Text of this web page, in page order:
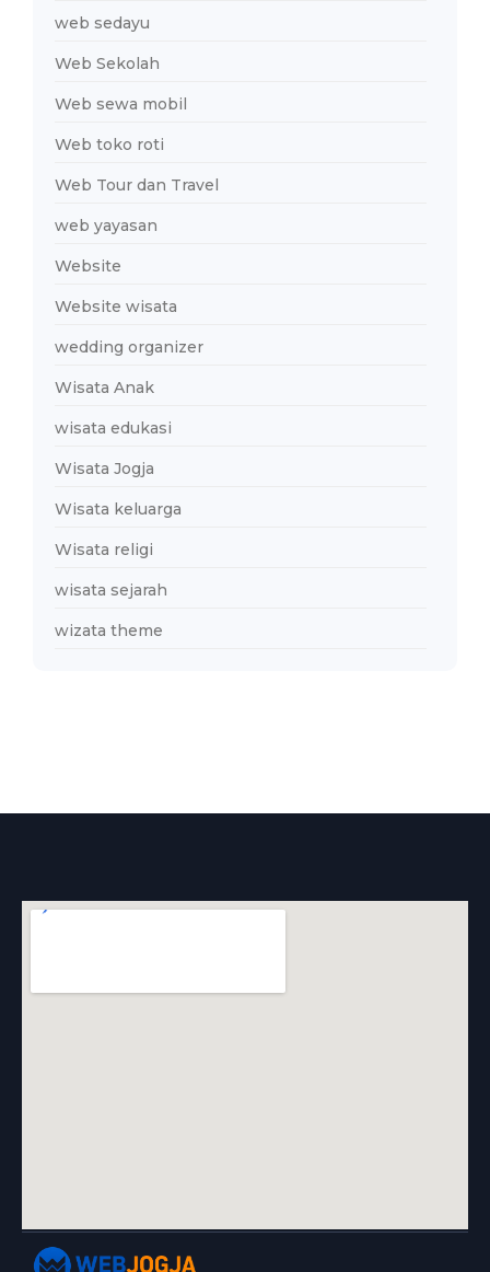
web sedayu
Web Sekolah
Web sewa mobil
Web toko roti
Web Tour dan Travel
web yayasan
Website
Website wisata
wedding organizer
Wisata Anak
wisata edukasi
Wisata Jogja
Wisata keluarga
Wisata religi
wisata sejarah
wizata theme